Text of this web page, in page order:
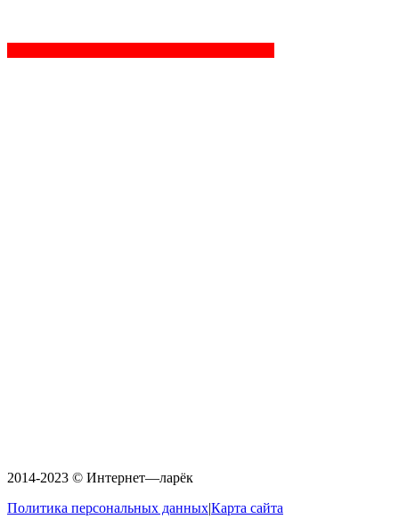
2014-2023 © Интернет—ларёк
Политика персональных данных|Карта сайта